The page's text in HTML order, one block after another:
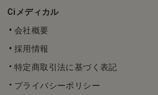
Ciメディカル
会社概要
採用情報
特定商取引法に基づく表記
プライバシーポリシー